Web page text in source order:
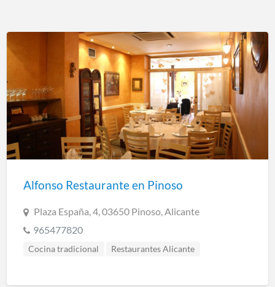
Alfonso Restaurante en Pinoso
Plaza España, 4, 03650 Pinoso, Alicante
965477820
Cocina tradicional Restaurantes Alicante